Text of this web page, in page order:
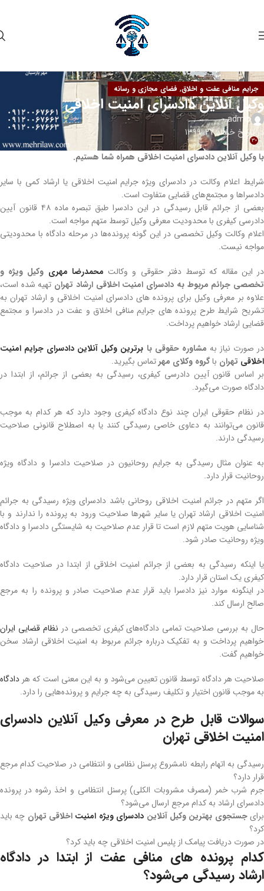
جرایم منافی عفت و اخلاق, فضای مجازی و رسانه
وکیل آنلاین دادسرای امنیت اخلاقی
admin
در تاریخ خرداد 27, 1399
30
با وکیل آنلاین دادسرای امنیت اخلاقی همراه شما هستیم.
شرایط اعلام وکالت در دادسرای ویژه جرایم امنیت اخلاقی یا ارشاد کمی با سایر
دادسراها و مجتمع‌های قضایی متفاوت است.
بعضی از جرائم قابل رسیدگی در این دادسرا طبق تبصره ماده ۴۸ قانون آیین
دادرسی کیفری با محدودیت معرفی وکیل توسط متهم مواجه است.
اعلام وکالت وکیل تخصصی در این گونه پرونده‌ها در مرحله دادگاه با محدودیتی
مواجه نیست.
در این مقاله که توسط دفتر حقوقی و وکالت محمدرضا مهری وکیل ویژه و
تخصصی جرائم مربوط به دادسرای امنیت اخلاقی ارشاد تهران تهیه شده است،
علاوه بر معرفی وکیل برای پرونده های دادسرای امنیت اخلاقی و ارشاد تهران به
تشریح شرایط طرح پرونده های جرایم منافی اخلاق و عفت در دادسرا و مجتمع
قضایی ارشاد خواهیم پرداخت.
در صورت نیاز به مشاوره حقوقی با برترین وکیل آنلاین دادسرای جرایم امنیت
اخلاقی تهران باگروه وکلای مهرتماس بگیرید.
بر اساس قانون آیین دادرسی کیفری، رسیدگی به بعضی از جرائم، از ابتدا در
دادگاه صورت می‌گیرد.
در نظام حقوقی ایران چند نوع دادگاه کیفری وجود دارد که هر کدام به موجب
قانون می‌توانند به دعاوی خاصی رسیدگی کنند یا به اصطلاح قانونی صلاحیت
رسیدگی دارند.
به عنوان مثال رسیدگی به جرایم روحانیون در صلاحیت دادسرا و دادگاه ویژه
روحانیت قرار دارد.
اگر متهم در جرائم امنیت اخلاقی روحانی باشد دادسرای ویژه رسیدگی به جرائم
امنیت اخلاقی ارشاد تهران یا سایر شهرها صلاحیت ورود به پرونده را ندارند و با
شناسایی هویت متهم لازم است تا قرار عدم صلاحیت به شایستگی دادسرا و دادگاه
ویژه روحانیت صادر شود.
یا اینکه رسیدگی به بعضی از جرائم امنیت اخلاقی از ابتدا در صلاحیت دادگاه
کیفری یک استان قرار دارد.
در اینگونه موارد نیز دادسرا باید قرار عدم صلاحیت صادر و پرونده را به مرجع
صالح ارسال کند.
حال به بررسی صلاحیت تمامی دادگاه‌های کیفری تخصصی در نظام قضایی ایران
خواهیم پرداخت و به تفکیک درباره جرائم مربوط به امنیت اخلاقی ارشاد سخن
خواهیم گفت.
صلاحیت هر دادگاه توسط قانون تعیین می‌شود و به این معنی است که هر دادگاه
به موجب قانون اختیار و تکلیف رسیدگی به چه جرایم و پرونده‌هایی را دارد.
سوالات قابل طرح در معرفی وکیل آنلاین دادسرای
امنیت اخلاقی تهران
رسیدگی به اتهام رابطه نامشروع پرسنل نظامی و انتظامی در صلاحیت کدام مرجع
قرار دارد؟
جرم شرب خمر (مصرف مشروبات الکلی) پرسنل انتظامی و اخذ رشوه در پرونده
دادسرای ارشاد به کدام مرجع ارسال می‌شود؟
برایجستجوی بهترین وکیل آنلاین دادسرای ویژه امنیت اخلاقی تهران چه باید
کرد؟
در صورت دریافت پیامک از پلیس امنیت اخلاقی چه باید کرد؟
کدام پرونده های منافی عفت از ابتدا در دادگاه
ارشاد رسیدگی می‌شود؟